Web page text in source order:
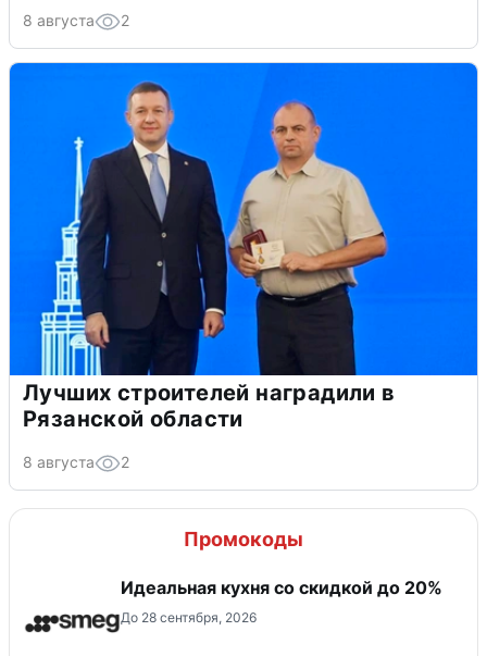
8 августа 2
Лучших строителей наградили в
Рязанской области
8 августа 2
Промокоды
Идеальная кухня со скидкой до 20%
До 28 сентября, 2026